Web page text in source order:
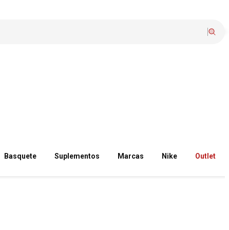
Basquete Suplementos Marcas Nike Outlet